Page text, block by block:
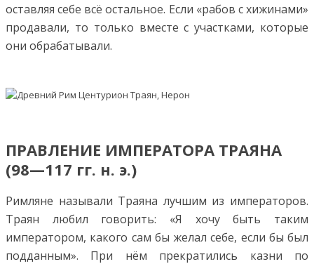
оставляя себе всё остальное. Если «рабов с хижинами»
продавали, то только вместе с участками, которые
они обрабатывали.
ПРАВЛЕНИЕ ИМПЕРАТОРА ТРАЯНА
(98—117 гг. н. э.)
Римляне называли Траяна лучшим из императоров.
Траян любил говорить: «Я хочу быть таким
императором, какого сам бы желал себе, если бы был
подданным». При нём прекратились казни по